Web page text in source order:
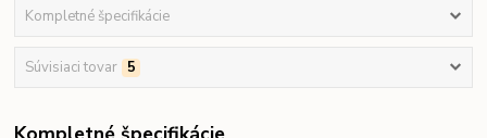
Kompletné špecifikácie
Súvisiaci tovar 5